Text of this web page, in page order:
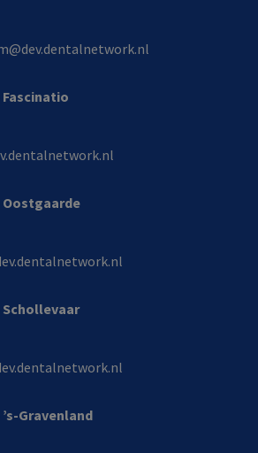
Gravenland